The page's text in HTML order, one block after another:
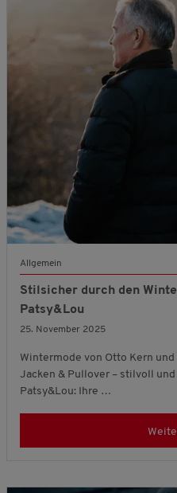
Allgemein
Stilsicher durch den
Patsy&Lou
25. November 2025
Wintermode von Otto Kern
Jacken & Pullover – stilvoll
Patsy&Lou: Ihre …